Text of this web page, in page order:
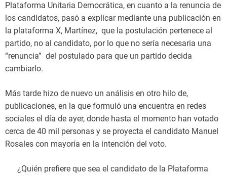
Plataforma Unitaria Democrática, en cuanto a la renuncia de
los candidatos, pasó a explicar mediante una publicación en
la plataforma X, Martínez, que la postulación pertenece al
partido, no al candidato, por lo que no sería necesaria una
“renuncia” del postulado para que un partido decida
cambiarlo.
Más tarde hizo de nuevo un análisis en otro hilo de,
publicaciones, en la que formuló una encuentra en redes
sociales el día de ayer, donde hasta el momento han votado
cerca de 40 mil personas y se proyecta el candidato Manuel
Rosales con mayoría en la intención del voto.
¿Quién prefiere que sea el candidato de la Plataforma